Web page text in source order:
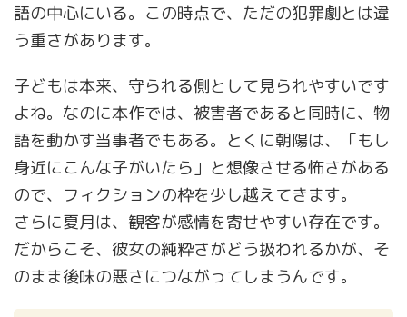
語の中心にいる。この時点で、ただの犯罪劇とは違
う重さがあります。
子どもは本来、守られる側として見られやすいです
よね。なのに本作では、被害者であると同時に、物
語を動かす当事者でもある。とくに朝陽は、「もし
身近にこんな子がいたら」と想像させる怖さがある
ので、フィクションの枠を少し越えてきます。
さらに夏月は、観客が感情を寄せやすい存在です。
だからこそ、彼女の純粋さがどう扱われるかが、そ
のまま後味の悪さにつながってしまうんです。